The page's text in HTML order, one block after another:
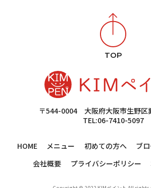
TOP
〒544-0004 大阪府大阪市生野
TEL:06-7410-5097
HOME メニュー 初めての方へ ブ
会社概要
プライバシーポリシー